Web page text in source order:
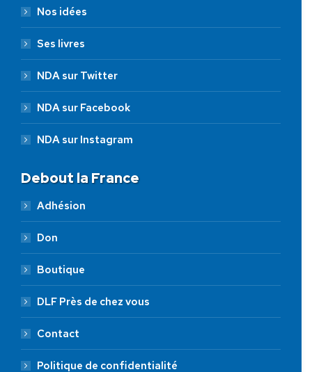
Nos idées
Ses livres
NDA sur Twitter
NDA sur Facebook
NDA sur Instagram
Debout la France
Adhésion
Don
Boutique
DLF Près de chez vous
Contact
Politique de confidentialité